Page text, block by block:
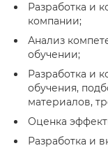
Разработка и
компании;
Анализ
обучении;
Разработка и
обучения,
материалов,
Оценка
Разработка и